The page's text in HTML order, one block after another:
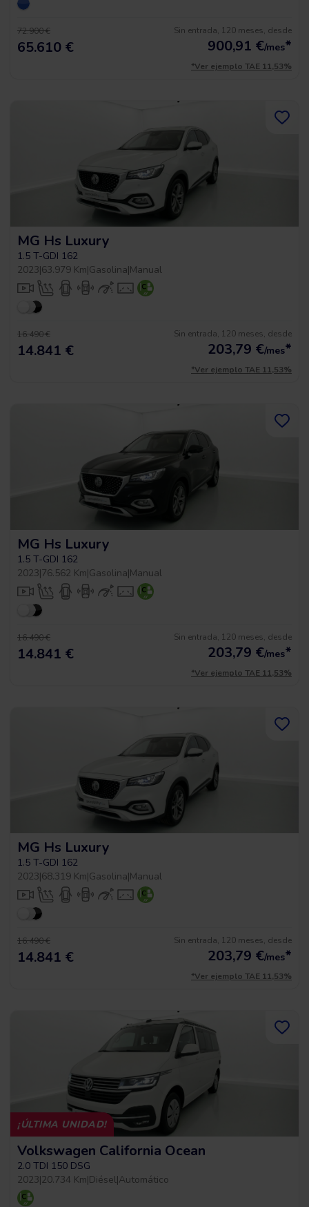
72.900 €
65.610 €
Sin entrada, 120 meses, desde
900,91 €/mes*
*Ver ejemplo TAE 11,53%
MG Hs Luxury
1.5 T-GDI 162
2023|63.979 Km|Gasolina|Manual
16.490 €
14.841 €
Sin entrada, 120 meses, desde
203,79 €/mes*
*Ver ejemplo TAE 11,53%
MG Hs Luxury
1.5 T-GDI 162
2023|76.562 Km|Gasolina|Manual
16.490 €
14.841 €
Sin entrada, 120 meses, desde
203,79 €/mes*
*Ver ejemplo TAE 11,53%
MG Hs Luxury
1.5 T-GDI 162
2023|68.319 Km|Gasolina|Manual
16.490 €
14.841 €
Sin entrada, 120 meses, desde
203,79 €/mes*
*Ver ejemplo TAE 11,53%
¡ÚLTIMA UNIDAD!
Volkswagen California Ocean
2.0 TDI 150 DSG
2023|20.734 Km|Diésel|Automático